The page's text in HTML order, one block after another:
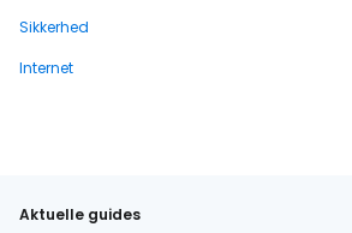
Sikkerhed
Internet
Aktuelle guides